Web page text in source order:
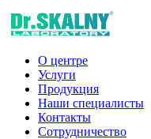
О центре
Услуги
Продукция
Наши специалисты
Контакты
Сотрудничество